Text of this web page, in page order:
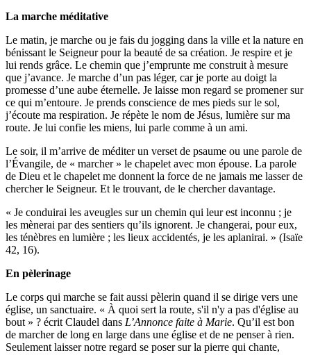
La marche méditative
Le matin, je marche ou je fais du jogging dans la ville et la nature en
bénissant le Seigneur pour la beauté de sa création. Je respire et je
lui rends grâce. Le chemin que j’emprunte me construit à mesure
que j’avance. Je marche d’un pas léger, car je porte au doigt la
promesse d’une aube éternelle. Je laisse mon regard se promener sur
ce qui m’entoure. Je prends conscience de mes pieds sur le sol,
j’écoute ma respiration. Je répète le nom de Jésus, lumière sur ma
route. Je lui confie les miens, lui parle comme à un ami.
Le soir, il m’arrive de méditer un verset de psaume ou une parole de
l’Évangile, de « marcher » le chapelet avec mon épouse. La parole
de Dieu et le chapelet me donnent la force de ne jamais me lasser de
chercher le Seigneur. Et le trouvant, de le chercher davantage.
« Je conduirai les aveugles sur un chemin qui leur est inconnu ; je
les mènerai par des sentiers qu’ils ignorent. Je changerai, pour eux,
les ténèbres en lumière ; les lieux accidentés, je les aplanirai. » (Isaïe
42, 16).
En pèlerinage
Le corps qui marche se fait aussi pèlerin quand il se dirige vers une
église, un sanctuaire. « À quoi sert la route, s'il n'y a pas d'église au
bout » ? écrit Claudel dans L’Annonce faite à Marie. Qu’il est bon
de marcher de long en large dans une église et de ne penser à rien.
Seulement laisser notre regard se poser sur la pierre qui chante,